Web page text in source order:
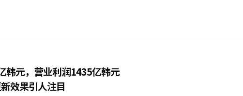
韩元，营业利润1435亿韩元
效果引人注目